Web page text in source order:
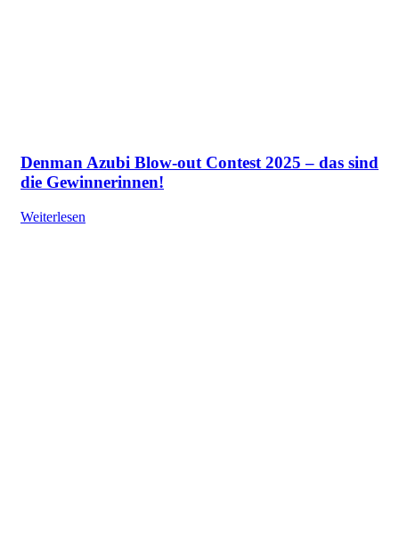
Denman Azubi Blow-out Contest 2025 – das sind
die Gewinnerinnen!
Weiterlesen